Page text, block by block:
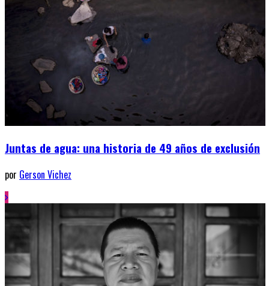
Juntas de agua: una historia de 49 años de exclusión
por Gerson Vichez